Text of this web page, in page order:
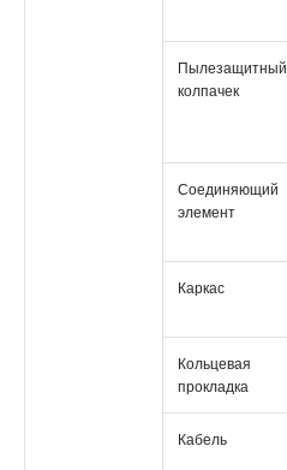
Пылезащитный
колпачек
Соединяющий
элемент
Каркас
Кольцевая
прокладка
Кабель